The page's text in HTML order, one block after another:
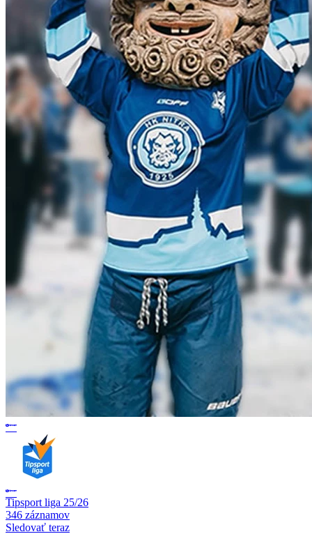
Tipsport liga 25/26
346 záznamov
Sledovať teraz